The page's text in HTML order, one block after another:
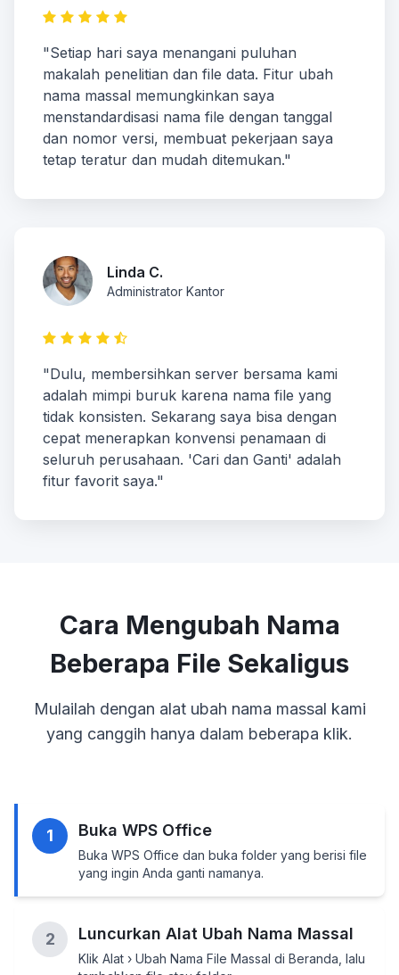
"Setiap hari saya menangani puluhan
makalah penelitian dan file data. Fitur ubah
nama massal memungkinkan saya
menstandardisasi nama file dengan tanggal
dan nomor versi, membuat pekerjaan saya
tetap teratur dan mudah ditemukan."
Linda C.
Administrator Kantor
"Dulu, membersihkan server bersama kami
adalah mimpi buruk karena nama file yang
tidak konsisten. Sekarang saya bisa dengan
cepat menerapkan konvensi penamaan di
seluruh perusahaan. 'Cari dan Ganti' adalah
fitur favorit saya."
Cara Mengubah Nama
Beberapa File Sekaligus
Mulailah dengan alat ubah nama massal kami
yang canggih hanya dalam beberapa klik.
1 Buka WPS Office
Buka WPS Office dan buka folder yang berisi file
yang ingin Anda ganti namanya.
2 Luncurkan Alat Ubah Nama Massal
Klik Alat › Ubah Nama File Massal di Beranda, lalu